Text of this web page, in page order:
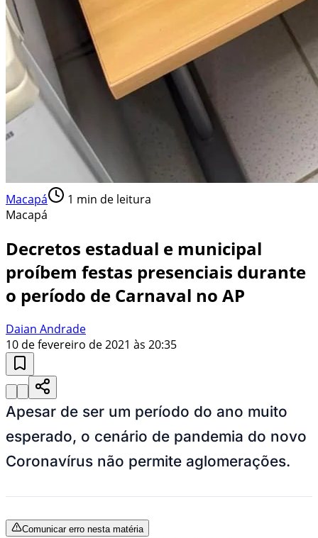
Macapá 1 min de leitura
Macapá
Decretos estadual e municipal
proíbem festas presenciais durante
o período de Carnaval no AP
Daian Andrade
10 de fevereiro de 2021 às 20:35
Apesar de ser um período do ano muito
esperado, o cenário de pandemia do novo
Coronavírus não permite aglomerações.
Comunicar erro nesta matéria